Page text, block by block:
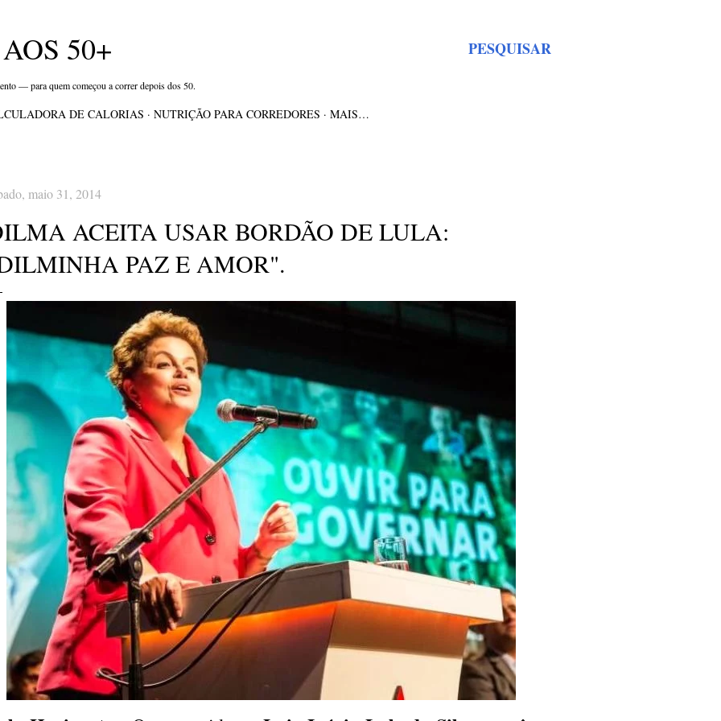
PESQUISAR
50+
— para quem começou a correr depois dos 50.
DE CALORIAS NUTRIÇÃO PARA CORREDORES MAIS…
maio 31, 2014
ACEITA USAR BORDÃO DE LULA:
PAZ E AMOR".